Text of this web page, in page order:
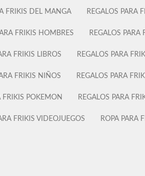
FRIKIS DEL MANGA REGALOS PARA
FRIKIS HOMBRES REGALOS PARA
FRIKIS LIBROS REGALOS PARA
FRIKIS NIÑOS REGALOS PARA
FRIKIS POKEMON REGALOS PARA
FRIKIS VIDEOJUEGOS ROPA PARA